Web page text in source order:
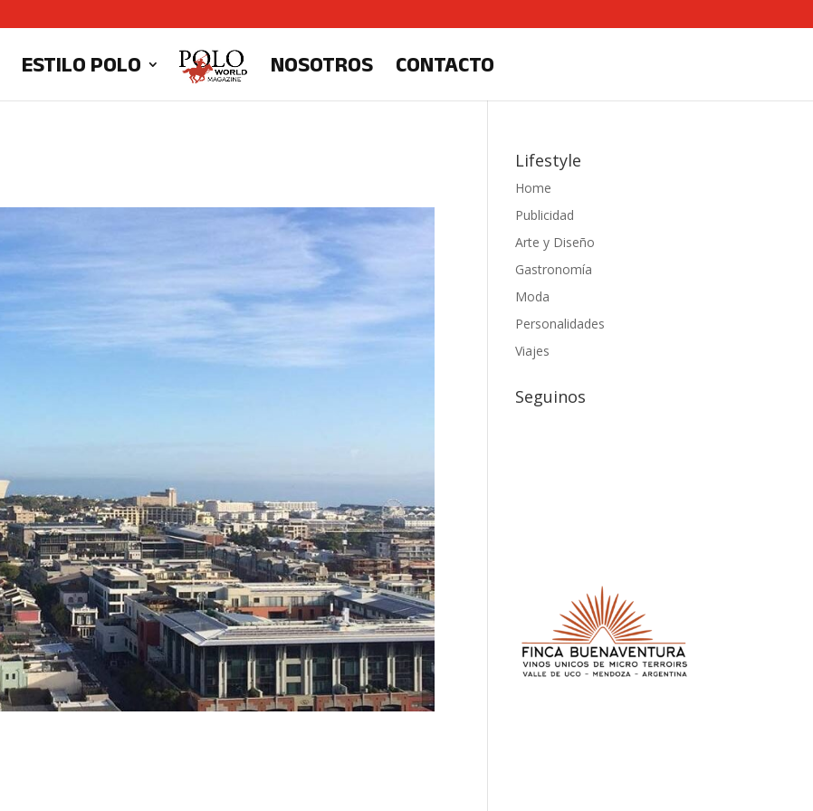
ESTILO POLO NOSOTROS CONTACTO
Lifestyle
Home
Publicidad
Arte y Diseño
Gastronomía
Moda
Personalidades
Viajes
Seguinos